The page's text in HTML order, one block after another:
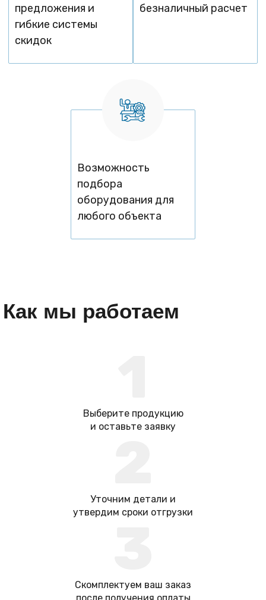
предложения и
гибкие системы
скидок
безналичный расчет
Возможность
подбора
оборудования для
любого объекта
Как мы работаем
Выберите продукцию
и оставьте заявку
Уточним детали и
утвердим сроки отгрузки
Скомплектуем ваш заказ